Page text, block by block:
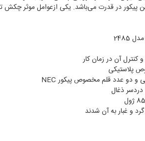
پیکور در قدرت می‌باشد. یکی ازعوامل موثر